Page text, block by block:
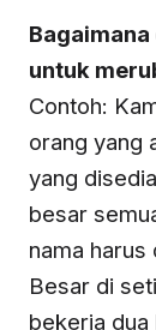
Bagaimana
untuk
Contoh:
orang yang
yang
besar
nama harus
Besar di
bekerja dua